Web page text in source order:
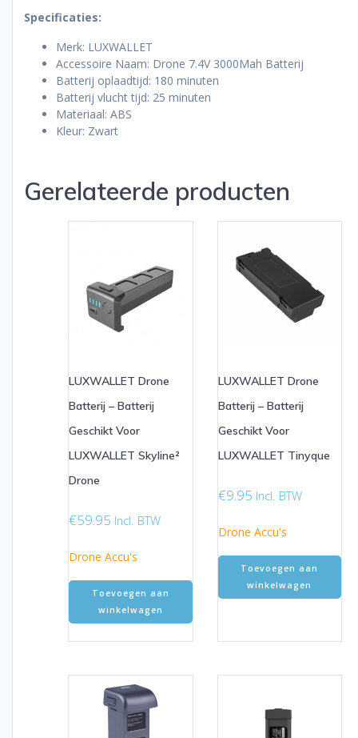
Specificaties:
Merk: LUXWALLET
Accessoire Naam: Drone 7.4V 3000Mah Batterij
Batterij oplaadtijd: 180 minuten
Batterij vlucht tijd: 25 minuten
Materiaal: ABS
Kleur: Zwart
Gerelateerde producten
LUXWALLET Drone
Batterij – Batterij
Geschikt Voor
LUXWALLET Skyline²
Drone
€59.95 Incl. BTW
Drone Accu's
Toevoegen aan
winkelwagen
LUXWALLET Drone
Batterij – Batterij
Geschikt Voor
LUXWALLET Tinyque
€9.95 Incl. BTW
Drone Accu's
Toevoegen aan
winkelwagen